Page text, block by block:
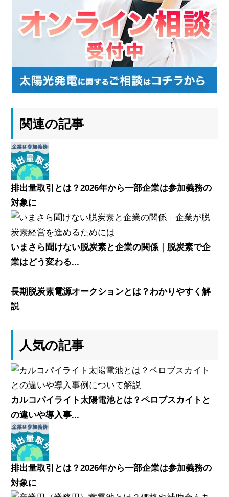
関連の記事
排出量取引とは？2026年から一部企業は参加義務の
対象に
いまさら聞けない脱炭素と企業の関係｜脱炭素で企
業はどう変わる...
長期脱炭素電源オークションとは？わかりやすく解
説
人気の記事
カルコパイライト太陽電池とは？ペロブスカイトと
の違いや導入事...
排出量取引とは？2026年から一部企業は参加義務の
対象に